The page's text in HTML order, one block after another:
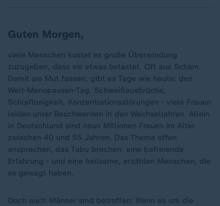
Guten Morgen,
viele Menschen kostet es große Überwindung
zuzugeben, dass sie etwas belastet. Oft aus Scham.
Damit sie Mut fassen, gibt es Tage wie heute: den
Welt-Menopausen-Tag. Schweißausbrüche,
Schlaflosigkeit, Konzentrationsstörungen - viele Frauen
leiden unter Beschwerden in den Wechseljahren. Allein
in Deutschland sind neun Millionen Frauen im Alter
zwischen 40 und 55 Jahren. Das Thema offen
ansprechen, das Tabu brechen: eine befreiende
Erfahrung - und eine heilsame, erzählen Menschen, die
es gewagt haben.
Doch auch Männer sind betroffen: Wenn es um die